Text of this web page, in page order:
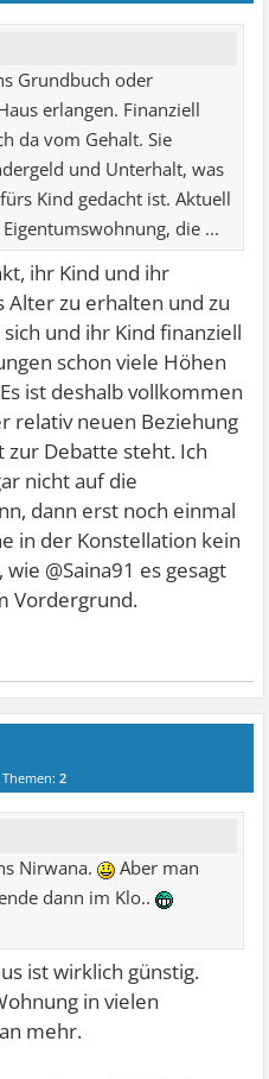
Grundbuch oder
erlangen. Finanziell
da vom Gehalt. Sie
und Unterhalt, was
Kind gedacht ist. Aktuell
die ...
ihr Kind und ihr
Alter zu erhalten und zu
und ihr Kind finanziell
schon viele Höhen
ist deshalb vollkommen
relativ neuen Beziehung
zur Debatte steht. Ich
nicht auf die
dann erst noch einmal
in der Konstellation kein
@Saina91 es gesagt
Vordergrund.
Themen:2
Nirwana.
Aber man
dann im Klo..
ist wirklich günstig.
in vielen
mehr.